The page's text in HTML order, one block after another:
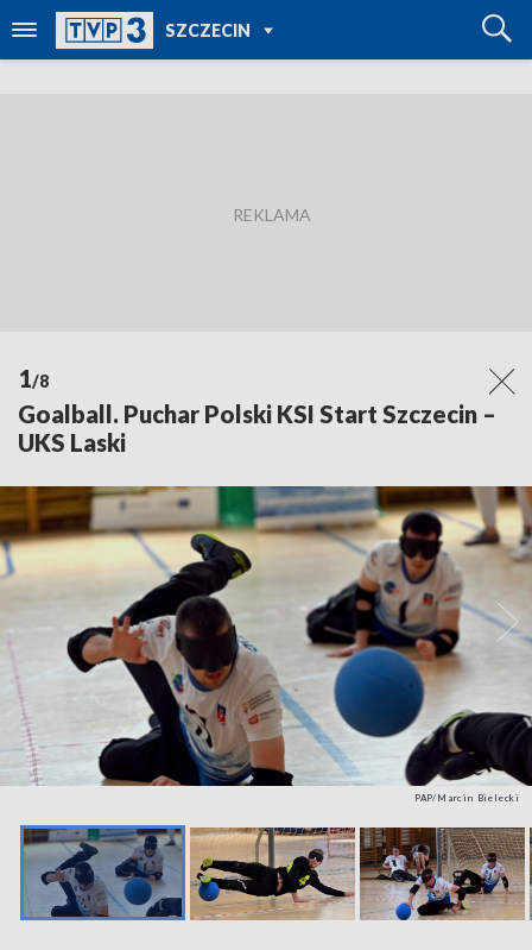
SZCZECIN
TVP REGIONY
1/8
Goalball. Puchar Polski KSI Start Szczecin –
UKS Laski
PAP/Marcin Bielecki